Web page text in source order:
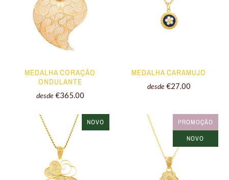
MEDALHA CORAÇÃO
ONDULANTE
desde €365.00
MEDALHA CARAMUJO
desde €27.00
NOVO
PROMOÇÃO
NOVO